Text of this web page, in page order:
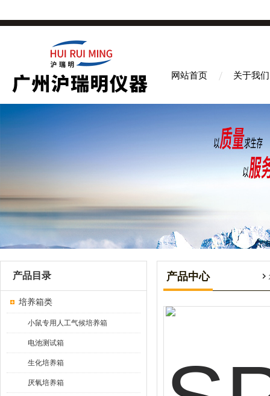
网站首页 关于我们
产品目录
培养箱类
小鼠专用人工气候培养箱
电池测试箱
生化培养箱
厌氧培养箱
产品中心